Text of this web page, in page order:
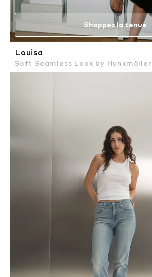
Shoppez la tenue
Louisa
Soft Seamless Look by Hunkmöller